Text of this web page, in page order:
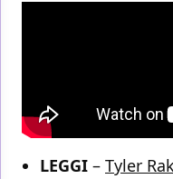
LEGGI – Tyler